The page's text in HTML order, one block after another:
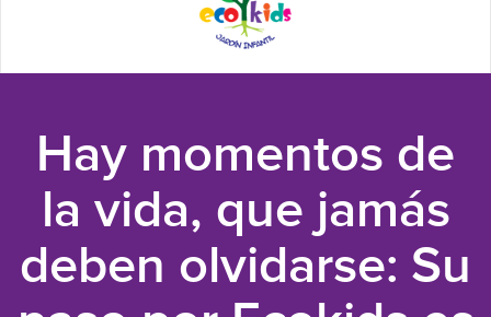
Hay momentos de
la vida, que jamás
deben olvidarse: Su